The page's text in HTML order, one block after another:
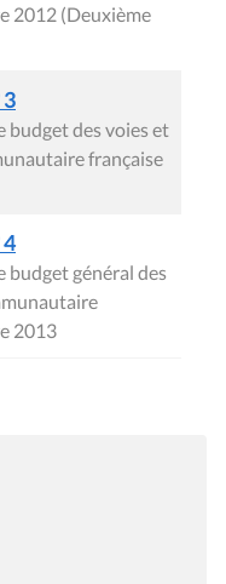
2012 (Deuxième
3
budget des voies et
française
4
budget général des
2013